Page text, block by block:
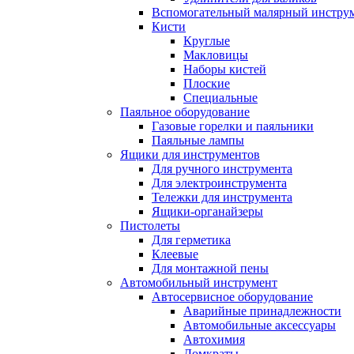
Вспомогательный малярный
Кисти
Круглые
Макловицы
Наборы кистей
Плоские
Специальные
Паяльное оборудование
Газовые горелки и паяльники
Паяльные лампы
Ящики для инструментов
Для ручного инструмента
Для электроинструмента
Тележки для инструмента
Ящики-органайзеры
Пистолеты
Для герметика
Клеевые
Для монтажной пены
Автомобильный инструмент
Автосервисное оборудование
Аварийные принадлежности
Автомобильные аксессуары
Автохимия